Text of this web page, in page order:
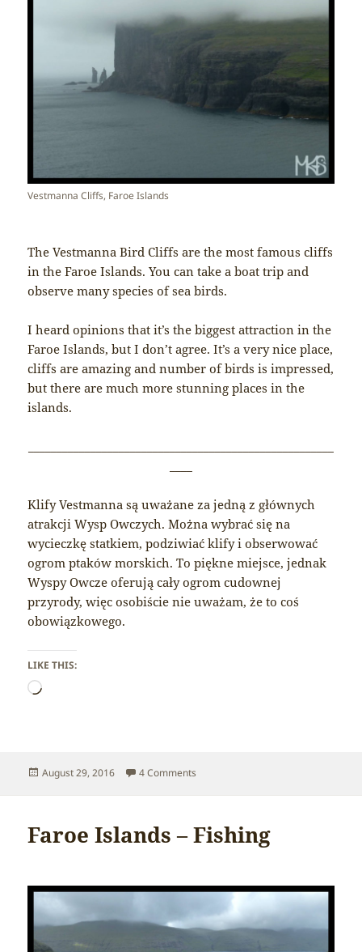
Vestmanna Cliffs, Faroe Islands
The Vestmanna Bird Cliffs are the most famous cliffs
in the Faroe Islands. You can take a boat trip and
observe many species of sea birds.
I heard opinions that it’s the biggest attraction in the
Faroe Islands, but I don’t agree. It’s a very nice place,
cliffs are amazing and number of birds is impressed,
but there are much more stunning places in the
islands.
Klify Vestmanna są uważane za jedną z głównych
atrakcji Wysp Owczych. Można wybrać się na
wycieczkę statkiem, podziwiać klify i obserwować
ogrom ptaków morskich. To piękne miejsce, jednak
Wyspy Owcze oferują cały ogrom cudownej
przyrody, więc osobiście nie uważam, że to coś
obowiązkowego.
LIKE THIS:
Loading…
Posted
August 29, 2016 4 Comments
Faroe Islands – Fishing